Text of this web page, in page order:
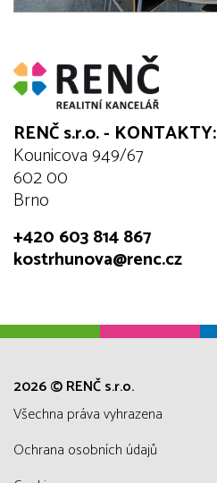
RENČ s.r.o. - KONTAKTY:
Kounicova 949/67
602 00
Brno
+420 603 814 867
kostrhunova@renc.cz
2026 © RENČ s.r.o.
všechna práva vyhrazena
Ochrana osobních údajů